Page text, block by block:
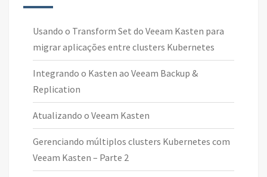
Usando o Transform Set do Veeam Kasten para
migrar aplicações entre clusters Kubernetes
Integrando o Kasten ao Veeam Backup &
Replication
Atualizando o Veeam Kasten
Gerenciando múltiplos clusters Kubernetes com
Veeam Kasten – Parte 2